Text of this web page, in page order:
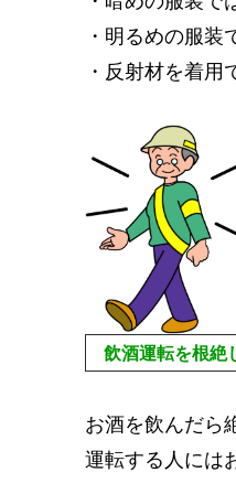
・明るめの服
・反射材を着
飲酒運転を根絶
お酒を飲んだら
運転する人には